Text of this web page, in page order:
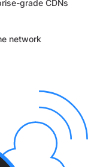
grade CDNs
network